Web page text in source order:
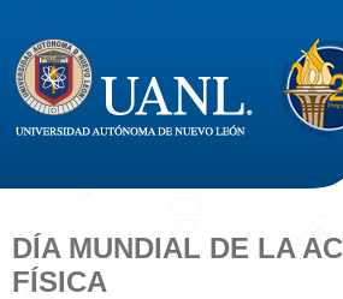
Acerca de
DÍA MUNDIAL DE LA
FÍSICA